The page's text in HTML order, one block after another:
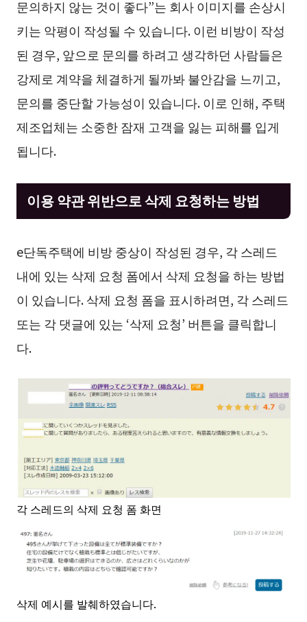
문의하지 않는 것이 좋다”는 회사 이미지를 손상시
키는 악평이 작성될 수 있습니다. 이런 비방이 작성
된 경우, 앞으로 문의를 하려고 생각하던 사람들은
강제로 계약을 체결하게 될까봐 불안감을 느끼고,
문의를 중단할 가능성이 있습니다. 이로 인해, 주택
제조업체는 소중한 잠재 고객을 잃는 피해를 입게
됩니다.
이용 약관 위반으로 삭제 요청하는 방법
e단독주택에 비방 중상이 작성된 경우, 각 스레드
내에 있는 삭제 요청 폼에서 삭제 요청을 하는 방법
이 있습니다. 삭제 요청 폼을 표시하려면, 각 스레드
또는 각 댓글에 있는 ‘삭제 요청’ 버튼을 클릭합니
다.
각 스레드의 삭제 요청 폼 화면
삭제 예시를 발췌하였습니다.